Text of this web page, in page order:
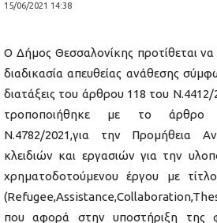
15/06/2021 14:38
O Δήμος Θεσσαλονίκης προτίθεται
διαδικασία απευθείας ανάθεσης
διατάξεις του άρθρου 118 του
τροποποιήθηκε με το
Ν.4782/2021,για την Προμήθεια
κλειδιών και εργασιών για την
χρηματοδοτούμενου έργου με τίτλο
που αφορά στην υποστήριξη της